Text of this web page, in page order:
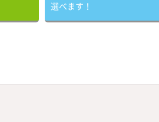
選べます！